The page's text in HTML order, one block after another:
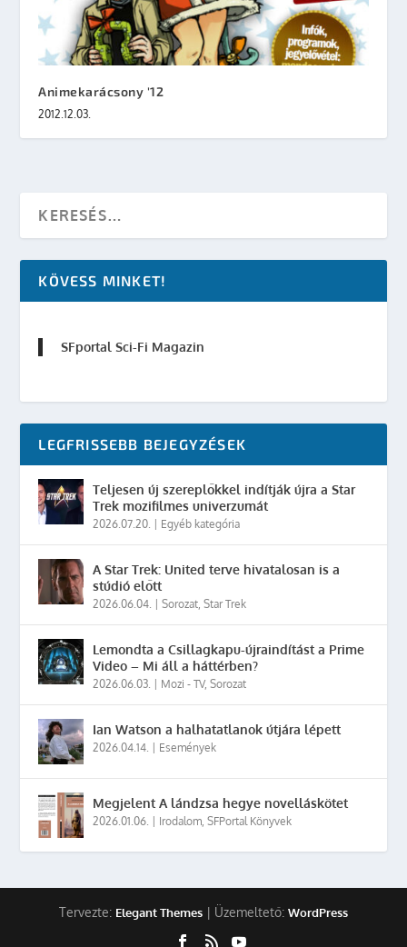
Animekarácsony '12
2012.12.03.
KÖVESS MINKET!
SFportal Sci-Fi Magazin
LEGFRISSEBB BEJEGYZÉSEK
Teljesen új szereplőkkel indítják újra a Star
Trek mozifilmes univerzumát
2026.07.20. Egyéb kategória
A Star Trek: United terve hivatalosan is a
stúdió előtt
2026.06.04. |Sorozat,Star Trek
Lemondta a Csillagkapu-újraindítást a Prime
Video – Mi áll a háttérben?
2026.06.03. Mozi - TV,Sorozat
Ian Watson a halhatatlanok útjára lépett
2026.04.14. Események
Megjelent A lándzsa hegye novelláskötet
2026.01.06. Irodalom,SFPortal Könyvek
Tervezte: Elegant Themes | Üzemeltető: WordPress